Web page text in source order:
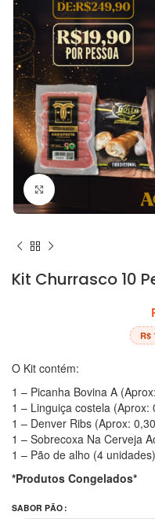
Clique para ampliar
Kit Churrasco 10
R$
O Kit contém:
1 – Picanha Bovina A
1 – Linguiça costela (Aprox:
1 – Denver Ribs (Aprox:
1 – Sobrecoxa Na Cerveja
1 – Pão de alho (4 unidades)
*Produtos Congelados*
SABOR PÃO